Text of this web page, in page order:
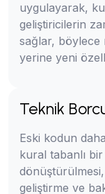
uygulayarak,
geliştiricilerin
sağlar, böylece
yerine yeni
Teknik
Eski kodun
kural tabanlı
geliştirme ve